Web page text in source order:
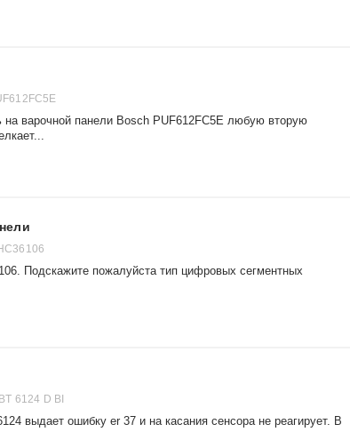
варочной панели Bosch PUF612FC5E любую вторую
Подскажите пожалуйста тип цифровых сегментных
6124 D BI
выдает ошибку er 37 и на касания сенсора не реагирует. В